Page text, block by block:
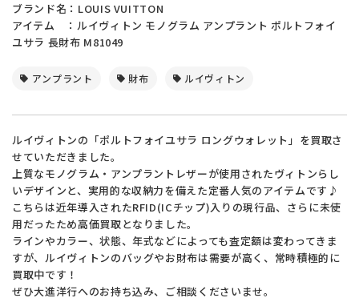
ブランド名：LOUIS VUITTON
アイテム ：ルイヴィトン モノグラム アンプラント ポルトフォイ
ユサラ 長財布 M81049
アンプラント 財布 ルイヴィトン
ルイヴィトンの「ポルトフォイユサラ ロングウォレット」を買取さ
せていただきました。
上質なモノグラム・アンプラントレザーが使用されたヴィトンらし
いデザインと、実用的な収納力を備えた定番人気のアイテムです♪
こちらは近年導入されたRFID(ICチップ)入りの現行品、さらに未使
用だったため高価買取となりました。
ラインやカラー、状態、年式などによっても査定額は変わってきま
すが、ルイヴィトンのバッグやお財布は需要が高く、常時積極的に
買取中です！
ぜひ大進洋行へのお持ち込み、ご相談くださいませ。